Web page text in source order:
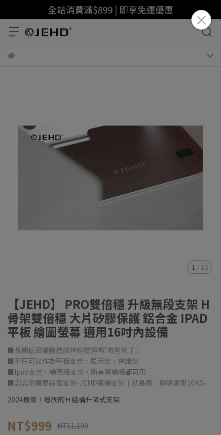
1 / 12
【JEHD】 PRO雙倍穩 升級無段支架 H
骨架雙倍穩 大片矽膠保護 鋁合金 IPAD
平板 繪圖螢幕 適用16吋內設備
■長期低頭畫圖造成神經壓迫嗎?救星來了！
■不只可以作為平板支架，展示架，會議架
■Ipad支架，繪圖板支架，所有電繪板都可用
■您非常需要這個支架-JEHD電繪支架│就是穩│靜態承重10KG
2024最新！穩固的Ｈ結構升降式支架
NT$999 NT$1,190